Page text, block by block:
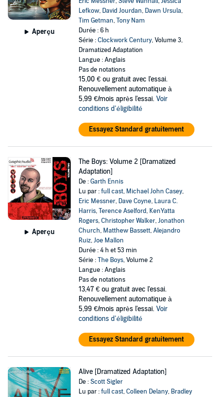
Aperçu
Lefkow, David Jourdan, Dawn Ursula,
Tim Getman,Tony Nam
Durée : 6 h
Série :Clockwork Century, Volume 3,
Dramatized Adaptation
Langue : Anglais
Pas de notations
15,00 € ou gratuit avec l'essai.
Renouvellement automatique à
5,99 €/mois après l'essai. Voir
conditions d'éligibilité
Essayez Standard gratuitement
Aperçu
The Boys: Volume 2 [Dramatized
Adaptation]
De :Garth Ennis
Lu par :full cast, Michael John Casey,
Eric Messner, Dave Coyne, Laura C.
Harris,Terence Aselford, KenYatta
Rogers,Christopher Walker,Jonathon
Church, Matthew Bassett,Alejandro
Ruiz,Joe Mallon
Durée : 4 h et 53 min
Série :The Boys, Volume 2
Langue : Anglais
Pas de notations
13,47 € ou gratuit avec l'essai.
Renouvellement automatique à
5,99 €/mois après l'essai. Voir
conditions d'éligibilité
Essayez Standard gratuitement
Alive [Dramatized Adaptation]
De :Scott Sigler
Lu par :full cast,Colleen Delany, Bradley